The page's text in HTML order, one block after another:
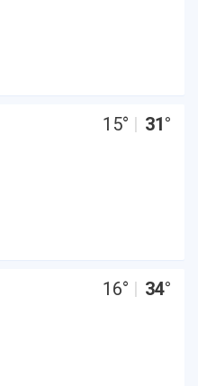
15° | 31°
16° | 34°